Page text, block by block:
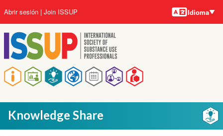
al
contenido
principal
Main
navigation
User
account
menu
Abrir sesión Join ISSUP Idiomas
Idioma
Knowledge Share